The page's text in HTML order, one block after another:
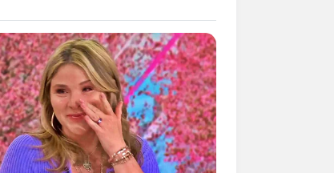
Potret Makanan Gagal
yang Bikin Kamu
Selera